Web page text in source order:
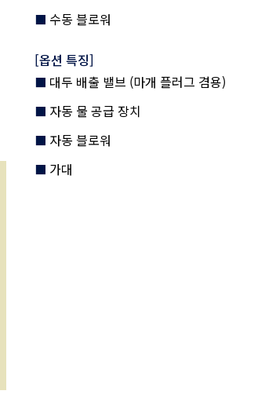
수동 블로워
[옵션 특징]
대두 배출 밸브 (마개 플러그 겸용)
자동 물 공급 장치
자동 블로워
가대